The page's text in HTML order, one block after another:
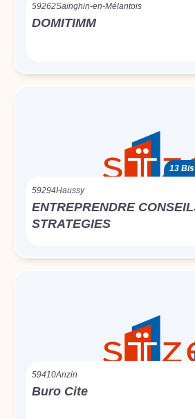
59262Sainghin-en-Mélantois
DOMITIMM
13
59294Haussy
ENTREPRENDRE
STRATEGIES
59410Anzin
Buro Cite